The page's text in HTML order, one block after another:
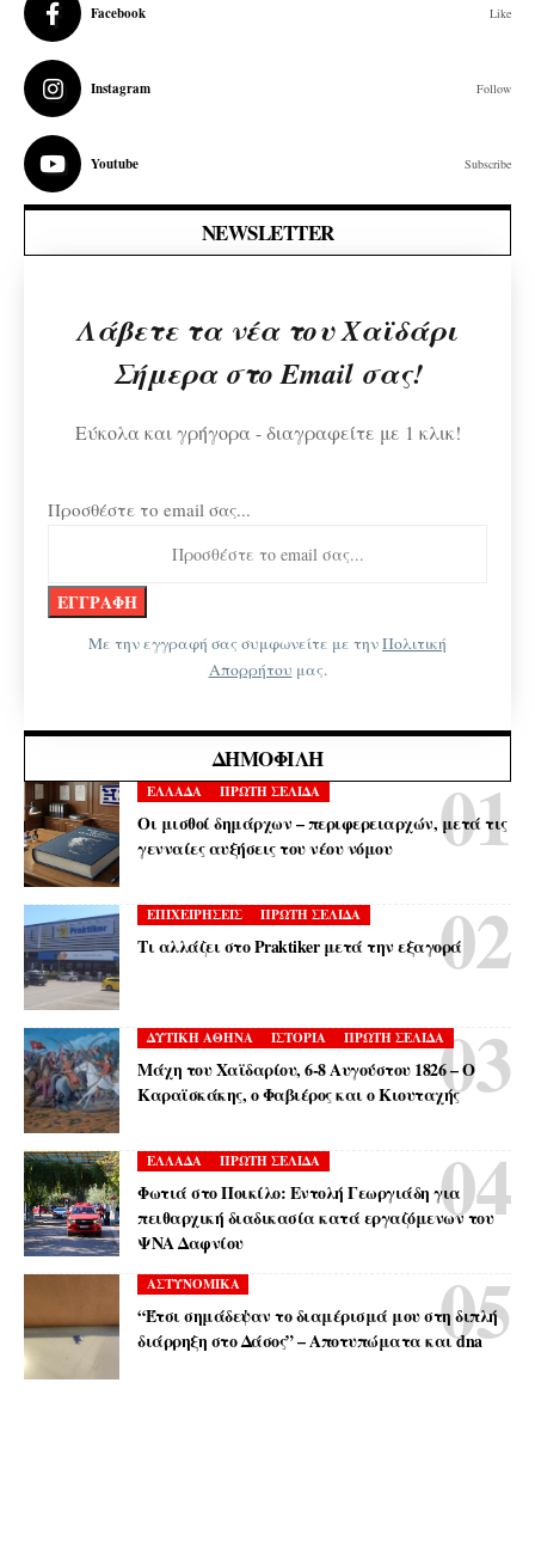
Facebook Like
Instagram Follow
Youtube Subscribe
NEWSLETTER
Λάβετε τα νέα του Χαϊδάρι
Σήμερα στο Email σας!
Εύκολα και γρήγορα - διαγραφείτε με 1 κλικ!
Προσθέστε το email σας...
Με την εγγραφή σας συμφωνείτε με τηνΠολιτική
Απορρήτου μας.
ΔΗΜΟΦΙΛΉ
ΕΛΛΑΔΑ ΠΡΩΤΗ ΣΕΛΙΔΑ
Οι μισθοί δημάρχων – περιφερειαρχών, μετά τις
γενναίες αυξήσεις του νέου νόμου
ΕΠΙΧΕΙΡΗΣΕΙΣ ΠΡΩΤΗ ΣΕΛΙΔΑ
Τι αλλάζει στο Praktiker μετά την εξαγορά
ΔΥΤΙΚΗ ΑΘΗΝΑ ΙΣΤΟΡΙΑ ΠΡΩΤΗ ΣΕΛΙΔΑ
Μάχη του Χαϊδαρίου, 6-8 Αυγούστου 1826 – Ο
Καραϊσκάκης, ο Φαβιέρος και ο Κιουταχής
ΕΛΛΑΔΑ ΠΡΩΤΗ ΣΕΛΙΔΑ
Φωτιά στο Ποικίλο: Εντολή Γεωργιάδη για
πειθαρχική διαδικασία κατά εργαζόμενων του
ΨΝΑ Δαφνίου
ΑΣΤΥΝΟΜΙΚΑ
“Έτσι σημάδεψαν το διαμέρισμά μου στη διπλή
διάρρηξη στο Δάσος” – Αποτυπώματα και dna